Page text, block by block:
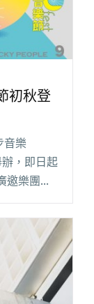
初秋登
音樂
，即日起
邀樂團、
起至 7 月
閱讀
登場 即